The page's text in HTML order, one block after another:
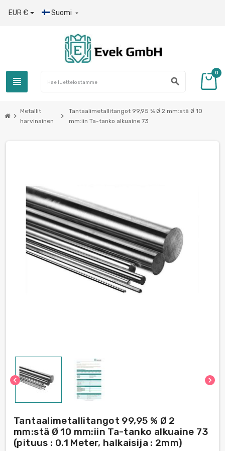
EUR € Suomi 
view_headline search
0
chevron_right
Metallit
harvinainen
chevron_right
Tantaalimetallitangot 99,95 % Ø 2 mm:stä Ø 10
mm:iin Ta-tanko alkuaine 73
chevron_left chevron_right
Tantaalimetallitangot 99,95 % Ø 2
mm:stä Ø 10 mm:iin Ta-tanko alkuaine 73
(pituus : 0.1 Meter, halkaisija : 2mm)